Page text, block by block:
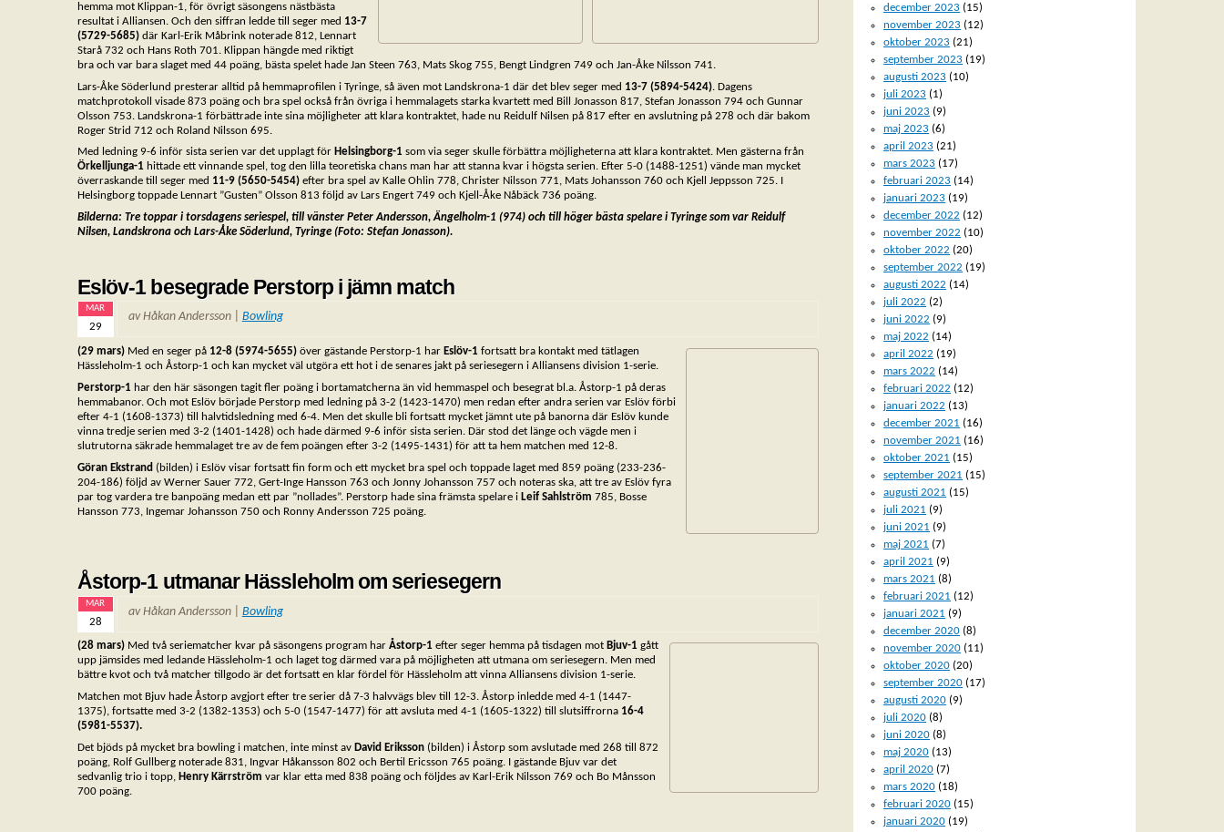
hemma mot Klippan-1, för övrigt säsongens nästbästa
resultat i Alliansen. Och den siffran ledde till seger med 13-7
(5729-5685)där Karl-Erik Måbrink noterade 812, Lennart
Starå 732 och Hans Roth 701. Klippan hängde med riktigt
bra och var bara slaget med 44 poäng, bästa spelet hade Jan Steen 763, Mats Skog 755, Bengt Lindgren 749 och Jan-Åke Nilsson 741.
Lars-Åke Söderlund presterar alltid på hemmaprofilen i Tyringe, så även mot Landskrona-1 där det blev seger med 13-7 (5894-5424). Dagens
matchprotokoll visade 873 poäng och bra spel också från övriga i hemmalagets starka kvartett med Bill Jonasson 817, Stefan Jonasson 794 och Gunnar
Olsson 753. Landskrona-1 förbättrade inte sina möjligheter att klara kontraktet, hade nu Reidulf Nilsen på 817 efter en avslutning på 278 och där bakom
Roger Strid 712 och Roland Nilsson 695.
Med ledning 9-6 inför sista serien var det upplagt för Helsingborg-1 som via seger skulle förbättra möjligheterna att klara kontraktet. Men gästerna från
Örkelljunga-1 hittade ett vinnande spel, tog den lilla teoretiska chans man har att stanna kvar i högsta serien. Efter 5-0 (1488-1251) vände man mycket
överraskande till seger med 11-9 (5650-5454)efter bra spel av Kalle Ohlin 778, Christer Nilsson 771, Mats Johansson 760 och Kjell Jeppsson 725. I
Helsingborg toppade Lennart ”Gusten” Olsson 813 följd av Lars Engert 749 och Kjell-Åke Nåbäck 736 poäng.
Bilderna: Tre toppar i torsdagens seriespel, till vänster Peter Andersson, Ängelholm-1 (974) och till höger bästa spelare i Tyringe som var Reidulf
Nilsen, Landskrona och Lars-Åke Söderlund, Tyringe (Foto: Stefan Jonasson).
Eslöv-1 besegrade Perstorp i jämn match
MAR
29
av Håkan Andersson | Bowling
(29 mars)Med en seger på 12-8 (5974-5655)över gästande Perstorp-1 har Eslöv-1 fortsatt bra kontakt med tätlagen
Hässleholm-1 och Åstorp-1 och kan mycket väl utgöra ett hot i de senares jakt på seriesegern i Alliansens division 1-serie.
Perstorp-1 har den här säsongen tagit fler poäng i bortamatcherna än vid hemmaspel och besegrat bl.a. Åstorp-1 på deras
hemmabanor. Och mot Eslöv började Perstorp med ledning på 3-2 (1423-1470) men redan efter andra serien var Eslöv förbi
efter 4-1 (1608-1373) till halvtidsledning med 6-4. Men det skulle bli fortsatt mycket jämnt ute på banorna där Eslöv kunde
vinna tredje serien med 3-2 (1401-1428) och hade därmed 9-6 inför sista serien. Där stod det länge och vägde men i
slutrutorna säkrade hemmalaget tre av de fem poängen efter 3-2 (1495-1431) för att ta hem matchen med 12-8.
Göran Ekstrand (bilden) i Eslöv visar fortsatt fin form och ett mycket bra spel och toppade laget med 859 poäng (233-236-
204-186) följd av Werner Sauer 772, Gert-Inge Hansson 763 och Jonny Johansson 757 och noteras ska, att tre av Eslöv fyra
par tog vardera tre banpoäng medan ett par ”nollades”. Perstorp hade sina främsta spelare iLeif Sahlström 785, Bosse
Hansson 773, Ingemar Johansson 750 och Ronny Andersson 725 poäng.
Åstorp-1 utmanar Hässleholm om seriesegern
MAR
28
av Håkan Andersson | Bowling
(28 mars)Med två seriematcher kvar på säsongens program har Åstorp-1 efter seger hemma på tisdagen mot Bjuv-1 gått
upp jämsides med ledande Hässleholm-1 och laget tog därmed vara på möjligheten att utmana om seriesegern. Men med
bättre kvot och två matcher tillgodo är det fortsatt en klar fördel för Hässleholm att vinna Alliansens division 1-serie.
Matchen mot Bjuv hade Åstorp avgjort efter tre serier då 7-3 halvvägs blev till 12-3. Åstorp inledde med 4-1 (1447-
1375), fortsatte med 3-2 (1382-1353) och 5-0 (1547-1477) för att avsluta med 4-1 (1605-1322) till slutsiffrorna16-4
(5981-5537).
Det bjöds på mycket bra bowling i matchen, inte minst av David Eriksson (bilden) i Åstorp som avslutade med 268 till 872
poäng, Rolf Gullberg noterade 831, Ingvar Håkansson 802 och Bertil Ericsson 765 poäng. I gästande Bjuv var det
sedvanlig trio i topp, Henry Kärrström var klar etta med 838 poäng och följdes av Karl-Erik Nilsson 769 och Bo Månsson
700 poäng.
december 2023 (15)
november 2023 (12)
oktober 2023 (21)
september 2023 (19)
augusti 2023 (10)
juli 2023 (1)
juni 2023 (9)
maj 2023 (6)
april 2023 (21)
mars 2023 (17)
februari 2023 (14)
januari 2023 (19)
december 2022 (12)
november 2022 (10)
oktober 2022 (20)
september 2022 (19)
augusti 2022 (14)
juli 2022 (2)
juni 2022 (9)
maj 2022 (14)
april 2022 (19)
mars 2022 (14)
februari 2022 (12)
januari 2022 (13)
december 2021 (16)
november 2021 (16)
oktober 2021 (15)
september 2021 (15)
augusti 2021 (15)
juli 2021 (9)
juni 2021 (9)
maj 2021 (7)
april 2021 (9)
mars 2021 (8)
februari 2021 (12)
januari 2021 (9)
december 2020 (8)
november 2020 (11)
oktober 2020 (20)
september 2020 (17)
augusti 2020 (9)
juli 2020 (8)
juni 2020 (8)
maj 2020 (13)
april 2020 (7)
mars 2020 (18)
februari 2020 (15)
januari 2020 (19)